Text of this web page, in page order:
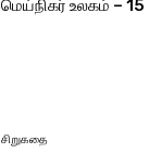
மெய்நிகர் உலகம் – 15
சிறுகதை